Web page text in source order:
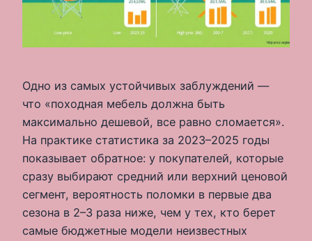
Одно из самых устойчивых заблуждений —
что «походная мебель должна быть
максимально дешевой, все равно сломается».
На практике статистика за 2023–2025 годы
показывает обратное: у покупателей, которые
сразу выбирают средний или верхний ценовой
сегмент, вероятность поломки в первые два
сезона в 2–3 раза ниже, чем у тех, кто берет
самые бюджетные модели неизвестных